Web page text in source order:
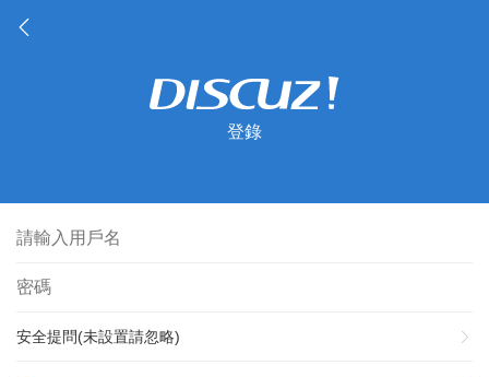
登錄
安全提問(未設置請忽略)